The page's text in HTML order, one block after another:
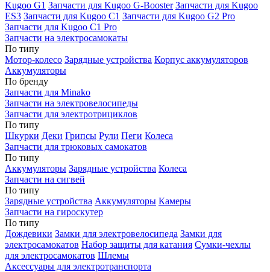
Kugoo G1 Запчасти для Kugoo G-Booster Запчасти для Kugoo
ES3 Запчасти для Kugoo C1 Запчасти для Kugoo G2 Pro
Запчасти для Kugoo C1 Pro
Запчасти на электросамокаты
По типу
Мотор-колесо Зарядные устройства Корпус аккумуляторов
Аккумуляторы
По бренду
Запчасти для Minako
Запчасти на электровелосипеды
Запчасти для электротрициклов
По типу
Шкурки Деки Грипсы Рули Пеги Колеса
Запчасти для трюковых самокатов
По типу
Аккумуляторы Зарядные устройства Колеса
Запчасти на сигвей
По типу
Зарядные устройства Аккумуляторы Камеры
Запчасти на гироскутер
По типу
Дождевики Замки для электровелосипеда Замки для
электросамокатов Набор защиты для катания Сумки-чехлы
для электросамокатов Шлемы
Аксессуары для электротранспорта